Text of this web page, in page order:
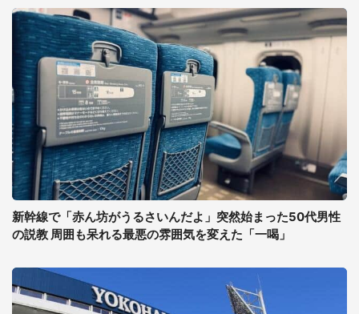
新幹線で「赤ん坊がうるさいんだよ」突然始まった50代男性
の説教 周囲も呆れる最悪の雰囲気を変えた「一喝」